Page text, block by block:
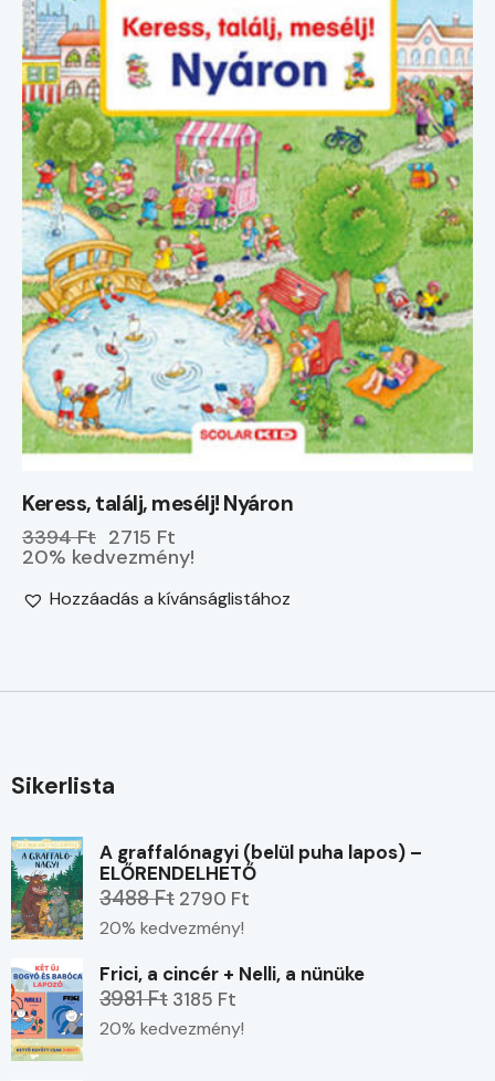
Keress, találj, mesélj! Nyáron
3394 Ft 2715 Ft
20% kedvezmény!
Hozzáadás a kívánságlistához
Sikerlista
A graffalónagyi (belül puha lapos) –
ELŐRENDELHETŐ
3488 Ft 2790 Ft
20% kedvezmény!
Frici, a cincér + Nelli, a nünüke
3981 Ft 3185 Ft
20% kedvezmény!